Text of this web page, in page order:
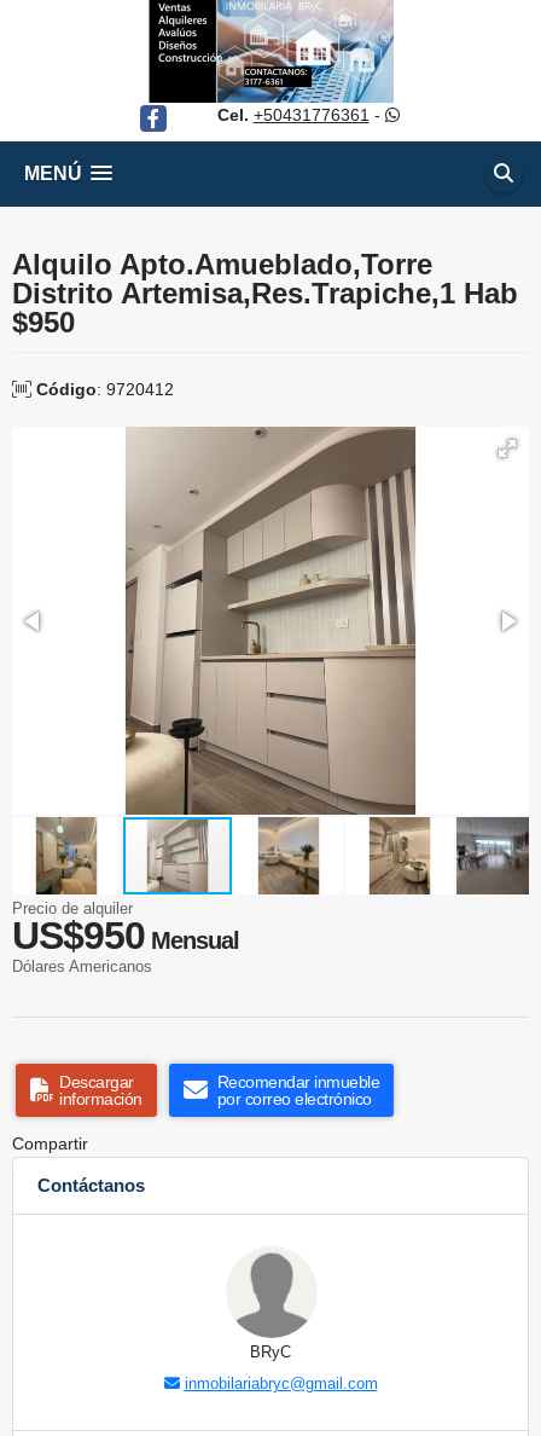
Facebook Cel. +50431776361 -
MENÚ
Alquilo Apto.Amueblado,Torre
Distrito Artemisa,Res.Trapiche,1 Hab
$950
Código: 9720412
Precio de alquiler
US$950 Mensual
Dólares Americanos
Descargar
información
Recomendar inmueble
por correo electrónico
Compartir
Contáctanos
BRyC
inmobilariabryc@gmail.com